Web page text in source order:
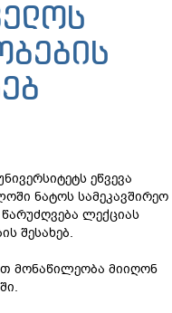
ეწვევა
ნატოს სამეკავშირეო
ლექციას
შესახებ.
მონაწილეობა მიიღონ